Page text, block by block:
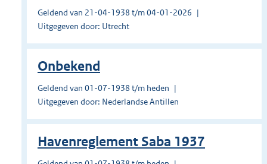
Geldend van 21-04-1938 t/m 04-01-2026
Uitgegeven door: Utrecht
Onbekend
Geldend van 01-07-1938 t/m heden
Uitgegeven door: Nederlandse Antillen
Havenreglement Saba 1937